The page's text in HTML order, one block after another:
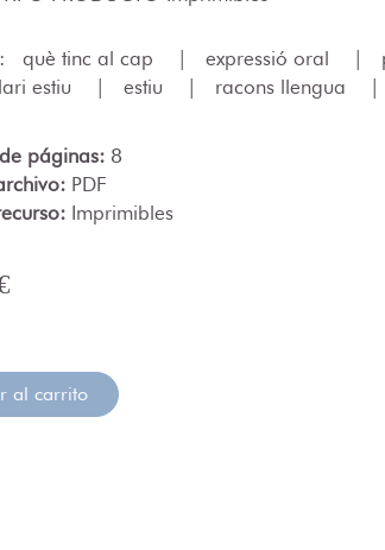
què tinc al cap expressió oral
estiu
estiu racons llengua
páginas: 8
PDF
Imprimibles
al carrito